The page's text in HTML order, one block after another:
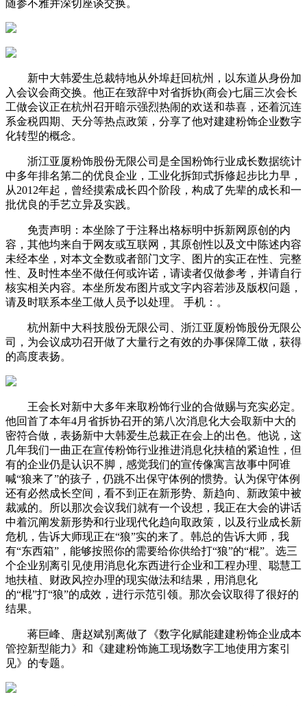
随参不雅并深切座谈交换。
新中大韩爱生总裁特地从外埠赶回杭州，以东道从身份加
入会议会商交换。他正在致辞中对省拆协(商会)七届三次会长
工做会议正在杭州召开暗示强烈热闹的欢送和恭喜，还着沉连
系金税四期、天分等热点政策，分享了他对建建粉饰企业数字
化转型的概念。
浙江亚厦粉饰股份无限公司是全国粉饰行业成长数据统计
中多年排名第二的优良企业，工业化拆卸式拆修起步比力早，
从2012年起，曾经摸索成长四个阶段，构成了先辈的成长和一
批优良的手艺立异及实践。
免责声明：本坐除了于注释出格标明中拆新网原创的内
容，其他均来自于网友或互联网，其原创性以及文中陈述内容
未经本坐，对本文全数或者部门文字、图片的实正在性、完整
性、及时性本坐不做任何或许诺，请读者仅做参考，并请自行
核实相关内容。本坐所发布图片或文字内容若涉及版权问题，
请及时联系本坐工做人员予以处理。 手机：。
杭州新中大科技股份无限公司、浙江亚厦粉饰股份无限公
司，为会议成功召开做了大量行之有效的办事保障工做，获得
的高度表扬。
王会长对新中大多年来取粉饰行业的合做赐与充实必定。
他回首了本年4月省拆协召开的第八次消息化大会取新中大的
密符合做，表扬新中大韩爱生总裁正在会上的出色。他说，这
几年我们一曲正在宣传粉饰行业推进消息化扶植的紧迫性，但
有的企业仍是认识不脚，感觉我们的宣传像寓言故事中阿谁
喊“狼来了”的孩子，仍跳不出保守体例的惯势。认为保守体例
还有必然成长空间，看不到正在新形势、新趋向、新政策中被
裁减的。所以那次会议我们就有一个设想，我正在大会的讲话
中着沉阐发新形势和行业现代化趋向取政策，以及行业成长新
危机，告诉大师现正在“狼”实的来了。韩总的告诉大师，我
有“东西箱”，能够按照你的需要给你供给打“狼”的“棍”。选三
个企业别离引见使用消息化东西进行企业和工程办理、聪慧工
地扶植、财政风控办理的现实做法和结果，用消息化
的“棍”打“狼”的成效，进行示范引领。那次会议取得了很好的
结果。
蒋巨峰、唐赵斌别离做了《数字化赋能建建粉饰企业成本
管控新型能力》和《建建粉饰施工现场数字工地使用方案引
见》的专题。